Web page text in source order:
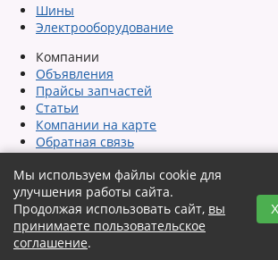
Мы используем файлы cookie для
улучшения работы сайта.
Продолжая использовать сайт, вы
принимаете пользовательское
соглашение.
Шины
Электрооборудование
Компании
Объявления
Прайсы запчастей
Статьи
Компании на карте
Обратная связь
Сообщить об ошибке
Карта сайта
Помощь
Автозагрузка объявлений
Пользовательское соглашение
Политика конфиденциальности и